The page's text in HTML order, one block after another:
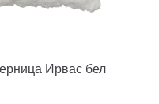
Ирвас бел